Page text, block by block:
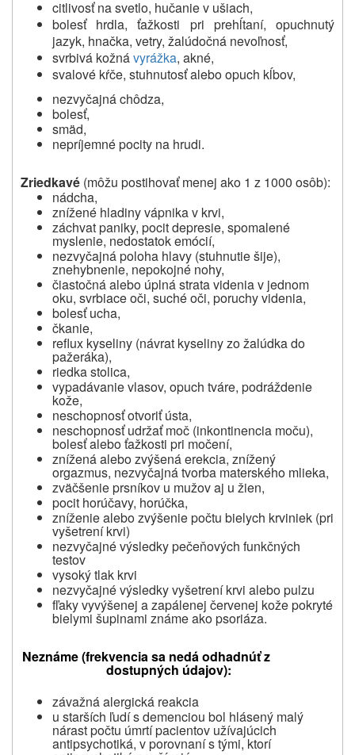
citlivosť na svetlo, hučanie v ušiach,
bolesť hrdla, ťažkosti pri prehĺtaní, opuchnutý
jazyk, hnačka, vetry, žalúdočná nevoľnosť,
svrbivá kožnávyrážka, akné,
svalové kŕče, stuhnutosť alebo opuch kĺbov,
nezvyčajná chôdza,
bolesť,
smäd,
nepríjemné pocity na hrudi.
Zriedkavé (môžu postihovať menej ako 1 z 1000 osôb):
nádcha,
znížené hladiny vápnika v krvi,
záchvat paniky, pocit depresie, spomalené
myslenie, nedostatok emócií,
nezvyčajná poloha hlavy (stuhnutie šije),
znehybnenie, nepokojné nohy,
čiastočná alebo úplná strata videnia v jednom
oku, svrbiace oči, suché oči, poruchy videnia,
bolesť ucha,
čkanie,
reflux kyseliny (návrat kyseliny zo žalúdka do
pažeráka),
riedka stolica,
vypadávanie vlasov, opuch tváre, podráždenie
kože,
neschopnosť otvoriť ústa,
neschopnosť udržať moč (inkontinencia moču),
bolesť alebo ťažkosti pri močení,
znížená alebo zvýšená erekcia, znížený
orgazmus, nezvyčajná tvorba materského mlieka,
zväčšenie prsníkov u mužov aj u žien,
pocit horúčavy, horúčka,
zníženie alebo zvýšenie počtu bielych krviniek (pri
vyšetrení krvi)
nezvyčajné výsledky pečeňových funkčných
testov
vysoký tlak krvi
nezvyčajné výsledky vyšetrení krvi alebo pulzu
fľaky vyvýšenej a zapálenej červenej kože pokryté
bielymi šupinami známe ako psoriáza.
Neznáme (frekvencia sa nedá odhadnúť z
dostupných údajov):
závažná alergická reakcia
u starších ľudí s demenciou bol hlásený malý
nárast počtu úmrtí pacientov užívajúcich
antipsychotiká, v porovnaní s tými, ktorí